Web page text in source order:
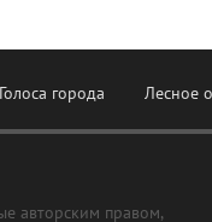
Голоса города Лесное
авторским правом,